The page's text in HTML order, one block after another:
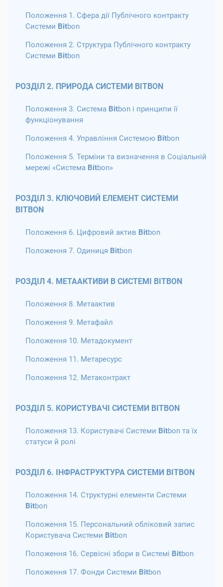
Положення 1. Сфера дії Публічного контракту
Системи Bitbon
Положення 2. Структура Публічного контракту
Системи Bitbon
РОЗДІЛ 2. ПРИРОДА СИСТЕМИ BITBON
Положення 3. Система Bitbon і принципи її
функціонування
Положення 4. Управління Системою Bitbon
Положення 5. Терміни та визначення в Соціальній
мережі «Система Bitbon»
РОЗДІЛ 3. КЛЮЧОВИЙ ЕЛЕМЕНТ СИСТЕМИ
BITBON
Положення 6. Цифровий актив Bitbon
Положення 7. Одиниця Bitbon
РОЗДІЛ 4. МЕТААКТИВИ В СИСТЕМІ BITBON
Положення 8. Метаактив
Положення 9. Метафайл
Положення 10. Метадокумент
Положення 11. Метаресурс
Положення 12. Метаконтракт
РОЗДІЛ 5. КОРИСТУВАЧІ СИСТЕМИ BITBON
Положення 13. Користувачі Системи Bitbon та їх
статуси й ролі
РОЗДІЛ 6. ІНФРАСТРУКТУРА СИСТЕМИ BITBON
Положення 14. Структурні елементи Системи
Bitbon
Положення 15. Персональний обліковий запис
Користувача Системи Bitbon
Положення 16. Сервісні збори в Системі Bitbon
Положення 17. Фонди Системи Bitbon